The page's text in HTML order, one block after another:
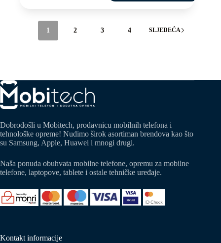
1 2 3 4 SLJEDEĆA
Dobrodošli u Mobitech, prodavnicu mobilnih telefona i
tehnološke opreme! Nudimo širok asortiman brendova kao što
su Samsung, Apple, Huawei i mnogi drugi.
Naša ponuda obuhvata mobilne telefone, opremu za mobilne
telefone, laptopove, tablete i ostale tehničke uređaje.
Kontakt informacije